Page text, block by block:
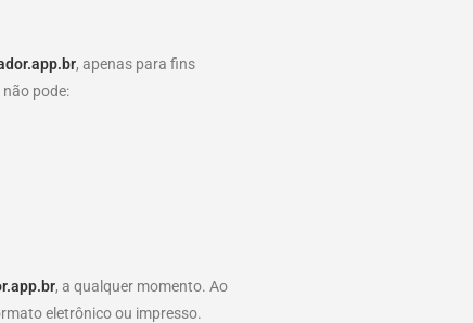
, apenas para fins
pode:
, a qualquer momento. Ao
eletrônico ou impresso.